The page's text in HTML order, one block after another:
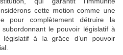
cette motion comme une
pour complètement détruire la
le pouvoir législatif à
à la grâce d’un pouvoir